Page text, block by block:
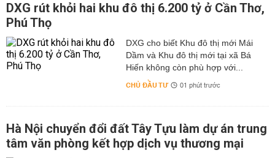
DXG rút khỏi hai khu đô thị 6.200 tỷ ở Cần Thơ,
Phú Thọ
DXG cho biết Khu đô thị mới Mái
Dầm và Khu đô thị mới tại xã Bá
Hiến không còn phù hợp với...
CHỦ ĐẦU TƯ 01 phút trước
Hà Nội chuyển đổi đất Tây Tựu làm dự án trung
tâm văn phòng kết hợp dịch vụ thương mại